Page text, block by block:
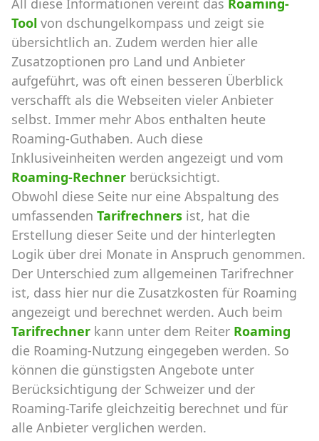
All diese Informationen vereint das Roaming-
Tool von dschungelkompass und zeigt sie
übersichtlich an. Zudem werden hier alle
Zusatzoptionen pro Land und Anbieter
aufgeführt, was oft einen besseren Überblick
verschafft als die Webseiten vieler Anbieter
selbst. Immer mehr Abos enthalten heute
Roaming-Guthaben. Auch diese
Inklusiveinheiten werden angezeigt und vom
Roaming-Rechner berücksichtigt.
Obwohl diese Seite nur eine Abspaltung des
umfassenden Tarifrechners ist, hat die
Erstellung dieser Seite und der hinterlegten
Logik über drei Monate in Anspruch genommen.
Der Unterschied zum allgemeinen Tarifrechner
ist, dass hier nur die Zusatzkosten für Roaming
angezeigt und berechnet werden. Auch beim
Tarifrechner kann unter dem Reiter Roaming
die Roaming-Nutzung eingegeben werden. So
können die günstigsten Angebote unter
Berücksichtigung der Schweizer und der
Roaming-Tarife gleichzeitig berechnet und für
alle Anbieter verglichen werden.